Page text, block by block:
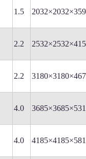
1.5
2.2
2.2
4.0
4.0